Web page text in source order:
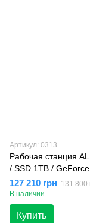
Артикул: 0313
Рабочая станция
/ SSD 1TB /
127 210 грн 131 800
В наличии
Купить